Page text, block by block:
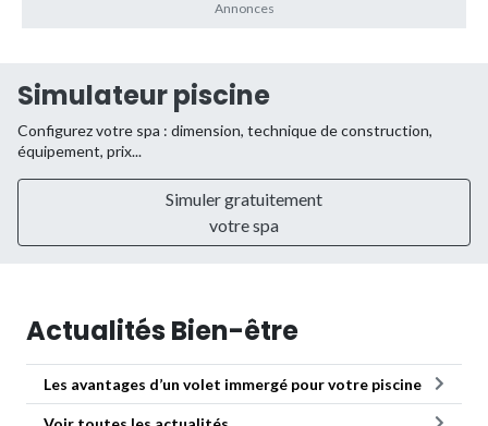
Simulateur piscine
Configurez votre spa : dimension, technique de construction,
équipement, prix...
Simuler gratuitement
votre spa
Actualités Bien-être
Les avantages d’un volet immergé pour votre piscine